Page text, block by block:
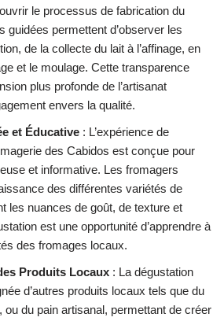
le processus de fabrication du
guidées permettent d’observer les
de la collecte du lait à l’affinage, en
et le moulage. Cette transparence
plus profonde de l’artisanat
envers la qualité.
et Éducative : L’expérience de
des Cabidos est conçue pour
et informative. Les fromagers
des différentes variétés de
les nuances de goût, de texture et
est une opportunité d’apprendre à
des fromages locaux.
Produits Locaux : La dégustation
d’autres produits locaux tels que du
ou du pain artisanal, permettant de créer